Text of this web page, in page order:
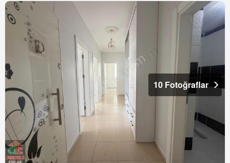
10 Fotoğraflar